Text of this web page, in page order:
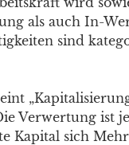
als auch In-
sind
Verwertung ist
Kapital sich